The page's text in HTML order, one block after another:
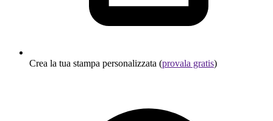
Crea la tua stampa personalizzata (provala gratis)